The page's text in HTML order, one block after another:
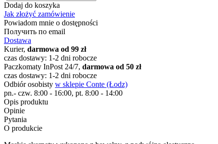
Dodaj do koszyka
Jak złożyć zamówienie
Powiadom mnie o dostępności
Получить по email
Dostawa
Kurier, darmowa od 99 zł
czas dostawy: 1-2 dni robocze
Paczkomaty InPost 24/7, darmowa od 50 zł
czas dostawy: 1-2 dni robocze
Odbiór osobisty w sklepie Conte (Łodz)
pn.- czw. 8:00 - 16:00, pt. 8:00 - 14:00
Opis produktu
Opinie
Pytania
O produkcie